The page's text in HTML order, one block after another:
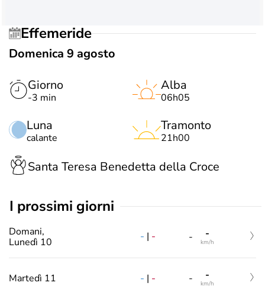
Effemeride
Domenica 9 agosto
Giorno
-3 min
Luna
calante
Alba
06h05
Tramonto
21h00
Santa Teresa Benedetta della Croce
i prossimi giorni
Domani,
Lunedì 10
- | - - -
km/h
Martedì 11 - | - - -
km/h